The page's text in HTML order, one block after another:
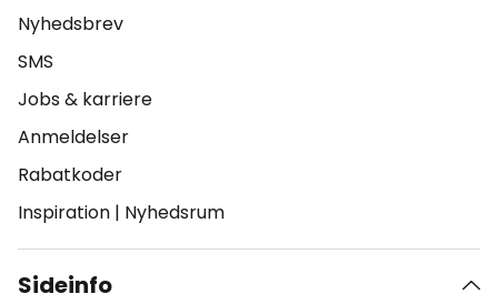
Nyhedsbrev
SMS
Jobs & karriere
Anmeldelser
Rabatkoder
Inspiration | Nyhedsrum
Sideinfo